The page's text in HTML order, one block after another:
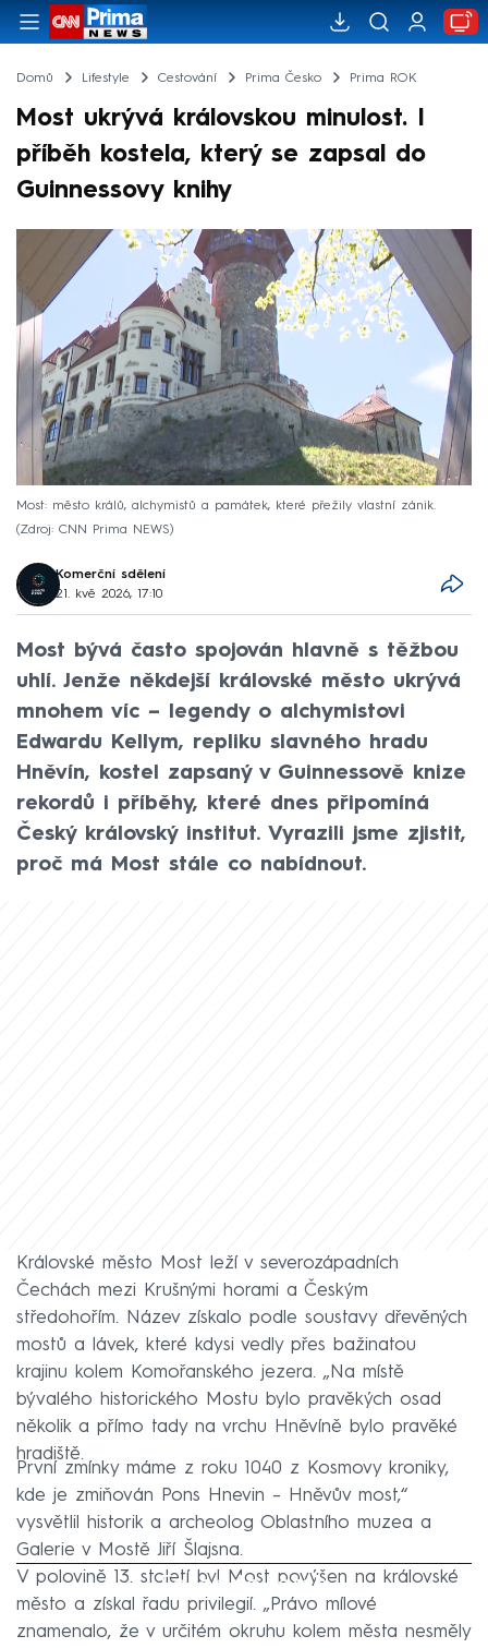
Domů Lifestyle Cestování Prima Česko Prima ROK
Most ukrývá královskou minulost. I
příběh kostela, který se zapsal do
Guinnessovy knihy
Most: město králů, alchymistů a památek, které přežily vlastní zánik.
Zdroj: CNN Prima NEWS
Komerční sdělení
21. kvě 2026, 17:10
Most bývá často spojován hlavně s těžbou
uhlí. Jenže někdejší královské město ukrývá
mnohem víc – legendy o alchymistovi
Edwardu Kellym, repliku slavného hradu
Hněvín, kostel zapsaný v Guinnessově knize
rekordů i příběhy, které dnes připomíná
Český královský institut. Vyrazili jsme zjistit,
proč má Most stále co nabídnout.
Královské město Most leží v severozápadních
Čechách mezi Krušnými horami a Českým
středohořím. Název získalo podle soustavy dřevěných
mostů a lávek, které kdysi vedly přes bažinatou
krajinu kolem Komořanského jezera. „Na místě
bývalého historického Mostu bylo pravěkých osad
několik a přímo tady na vrchu Hněvíně bylo pravěké
hradiště.
První zmínky máme z roku 1040 z Kosmovy kroniky,
kde je zmiňován Pons Hnevin – Hněvův most,“
vysvětlil historik a archeolog Oblastního muzea a
Galerie v Mostě Jiří Šlajsna.
Failed to fetch
V polovině 13. století byl Most povýšen na královské
město a získal řadu privilegií. „Právo mílové
znamenalo, že v určitém okruhu kolem města nesměly